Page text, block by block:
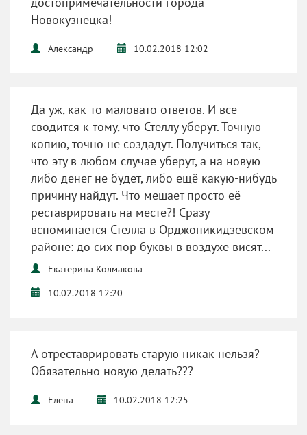
Новокузнецка!
Александр 10.02.2018 12:02
Да уж, как-то маловато ответов. И все
сводится к тому, что Стеллу уберут. Точную
копию, точно не создадут. Получиться так,
что эту в любом случае уберут, а на новую
либо денег не будет, либо ещё какую-нибудь
причину найдут. Что мешает просто её
реставрировать на месте?! Сразу
вспоминается Стелла в Орджоникидзевском
районе: до сих пор буквы в воздухе висят...
Екатерина Колмакова
10.02.2018 12:20
А отреставрировать старую никак нельзя?
Обязательно новую делать???
Елена 10.02.2018 12:25